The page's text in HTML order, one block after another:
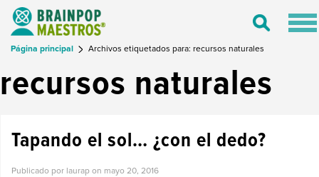
Toggle
Página principal Archivos etiquetados para: recursos naturales
recursos naturales
Tapando el sol… ¿con el dedo?
Publicado por laurap on mayo 20, 2016